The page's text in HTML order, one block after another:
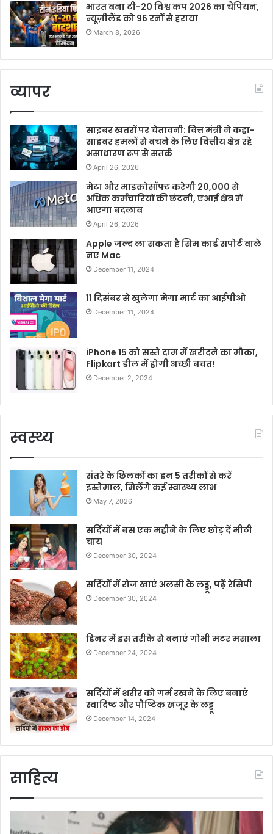
भारत बना टी-20 विश्व कप 2026 का चैंपियन,
न्यूज़ीलैंड को 96 रनों से हराया
March 8, 2026
व्यापर
साइबर खतरों पर चेतावनी: वित्त मंत्री ने कहा-
साइबर हमलों से बचने के लिए वित्तीय क्षेत्र रहे
असाधारण रूप से सतर्क
April 26, 2026
मेटा और माइक्रोसॉफ्ट करेगी 20,000 से
अधिक कर्मचारियों की छंटनी, एआई क्षेत्र में
आएगा बदलाव
April 26, 2026
Apple जल्द ला सकता है सिम कार्ड सपोर्ट वाले
नए Mac
December 11, 2024
11 दिसंबर से खुलेगा मेगा मार्ट का आईपीओ
December 11, 2024
iPhone 15 को सस्ते दाम में खरीदने का मौका,
Flipkart डील में होगी अच्छी बचत!
December 2, 2024
स्वस्थ्य
संतरे के छिलकों का इन 5 तरीकों से करें
इस्तेमाल, मिलेंगे कई स्वास्थ्य लाभ
May 7, 2026
सर्दियों में बस एक महीने के लिए छोड़ दें मीठी
चाय
December 30, 2024
सर्दियों में रोज खाएं अलसी के लड्डू, पढ़ें रेसिपी
December 30, 2024
डिनर में इस तरीके से बनाएं गोभी मटर मसाला
December 24, 2024
सर्दियों में शरीर को गर्म रखने के लिए बनाएं
स्वादिष्ट और पौष्टिक खजूर के लड्डू
December 14, 2024
साहित्य